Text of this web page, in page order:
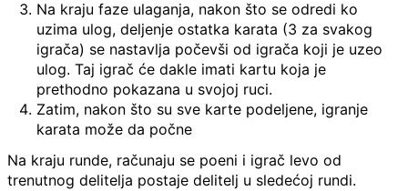
Na kraju faze ulaganja, nakon što se odredi ko
uzima ulog, deljenje ostatka karata (3 za svakog
igrača) se nastavlja počevši od igrača koji je uzeo
ulog. Taj igrač će dakle imati kartu koja je
prethodno pokazana u svojoj ruci.
Zatim, nakon što su sve karte podeljene, igranje
karata može da počne
Na kraju runde, računaju se poeni i igrač levo od
trenutnog delitelja postaje delitelj u sledećoj rundi.